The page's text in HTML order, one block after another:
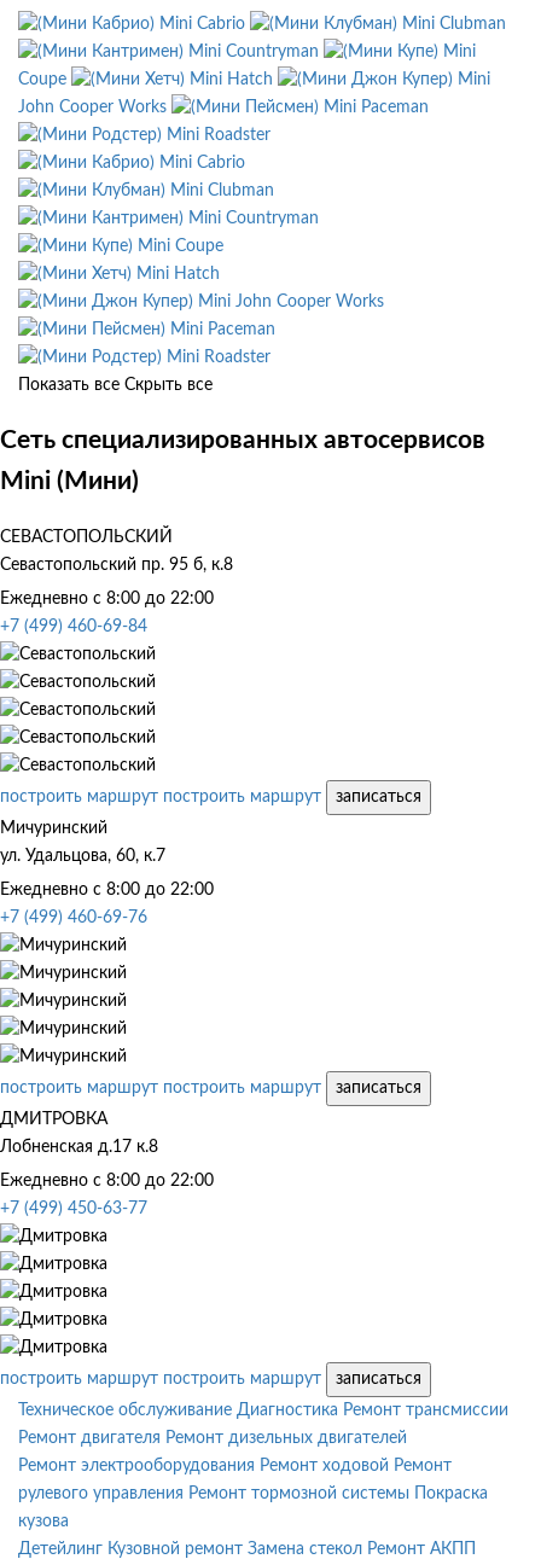
Mini Cabrio
Mini Clubman
Mini Countryman
Mini
Coupe
Mini Hatch
Mini
John Cooper Works
Mini Paceman
Mini Roadster
Mini Cabrio
Mini Clubman
Mini Countryman
Mini Coupe
Mini Hatch
Mini John Cooper Works
Mini Paceman
Mini Roadster
Показать все Скрыть все
Сеть специализированных автосервисов
Mini (Мини)
СЕВАСТОПОЛЬСКИЙ
Севастопольский пр. 95 б, к.8
Ежедневно с 8:00 до 22:00
+7 (499) 460-69-84
построить маршрут построить маршрут
записаться
Мичуринский
ул. Удальцова, 60, к.7
Ежедневно с 8:00 до 22:00
+7 (499) 460-69-76
построить маршрут построить маршрут
записаться
ДМИТРОВКА
Лобненская д.17 к.8
Ежедневно с 8:00 до 22:00
+7 (499) 450-63-77
построить маршрут построить маршрут
записаться
Техническое обслуживание Диагностика Ремонт трансмиссии
Ремонт двигателя Ремонт дизельных двигателей
Ремонт электрооборудования Ремонт ходовой Ремонт
рулевого управления Ремонт тормозной системы
Покраска
кузова
Детейлинг Кузовной ремонт Замена стекол Ремонт АКПП